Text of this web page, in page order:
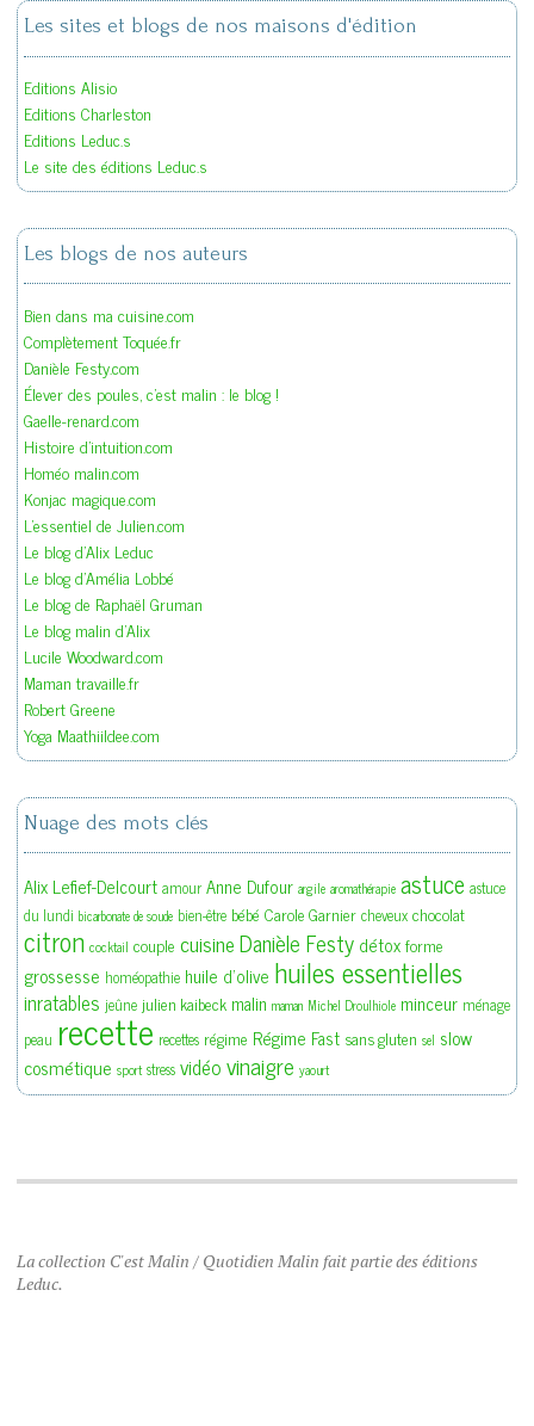
Les sites et blogs de nos maisons d'édition
Editions Alisio
Editions Charleston
Editions Leduc.s
Le site des éditions Leduc.s
Les blogs de nos auteurs
Bien dans ma cuisine.com
Complètement Toquée.fr
Danièle Festy.com
Élever des poules, c'est malin : le blog !
Gaelle-renard.com
Histoire d'intuition.com
Homéo malin.com
Konjac magique.com
L'essentiel de Julien.com
Le blog d'Alix Leduc
Le blog d'Amélia Lobbé
Le blog de Raphaël Gruman
Le blog malin d'Alix
Lucile Woodward.com
Maman travaille.fr
Robert Greene
Yoga Maathiildee.com
Nuage des mots clés
Alix Lefief-Delcourt amour Anne Dufour argile aromathérapie astuce astuce
du lundi bicarbonate de soude bien-être bébé Carole Garnier cheveux chocolat
citron cocktail couple cuisineDanièle Festy détoxforme
grossesse homéopathie huile d'olive huiles essentielles
inratables jeûne julien kaibeck malin maman Michel Droulhiole minceur ménage
peau recette recettes régime Régime Fast sans gluten sel slow
cosmétique sport stress vidéovinaigre yaourt
La collection C'est Malin / Quotidien Malin fait partie des éditions
Leduc.